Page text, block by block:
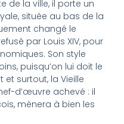
de la ville, il porte un
située au bas de la
changé le
par Louis XIV, pour
Son style
puisqu’on lui doit le
et surtout, la Vieille
d’œuvre achevé : il
mènera à bien les